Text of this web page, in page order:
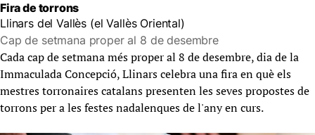
Fira de torrons
Llinars del Vallès (el Vallès Oriental)
Cap de setmana proper al 8 de desembre
Cada cap de setmana més proper al 8 de desembre, dia de la
Immaculada Concepció, Llinars celebra una fira en què els
mestres torronaires catalans presenten les seves propostes de
torrons per a les festes nadalenques de l'any en curs.